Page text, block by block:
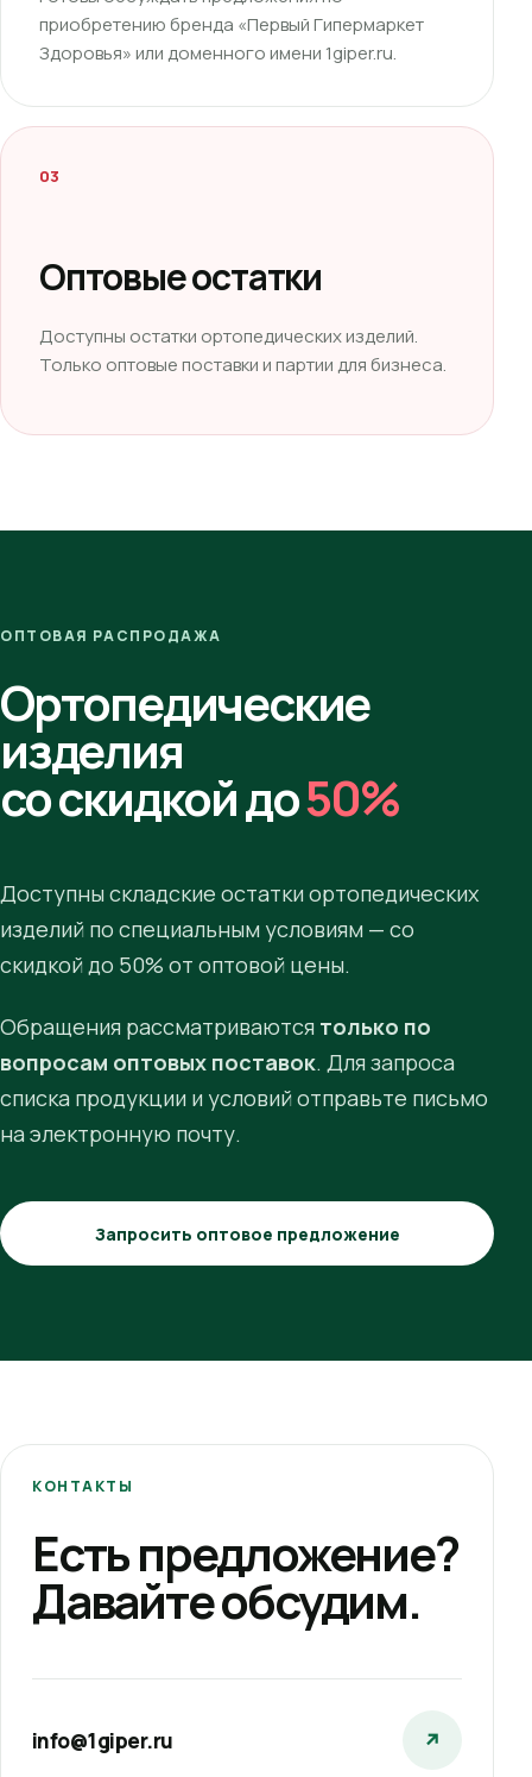
приобретению бренда «Первый Гипермаркет
Здоровья» или доменного имени 1giper.ru.
03
Оптовые остатки
Доступны остатки ортопедических изделий.
Только оптовые поставки и партии для бизнеса.
ОПТОВАЯ РАСПРОДАЖА
Ортопедические
изделия
со скидкой до50%
Доступны складские остатки ортопедических
изделий по специальным условиям — со
скидкой до 50% от оптовой цены.
Обращения рассматриваются только по
вопросам оптовых поставок. Для запроса
списка продукции и условий отправьте письмо
на электронную почту.
Запросить оптовое предложение
КОНТАКТЫ
Есть предложение?
Давайте обсудим.
info@1giper.ru ↗